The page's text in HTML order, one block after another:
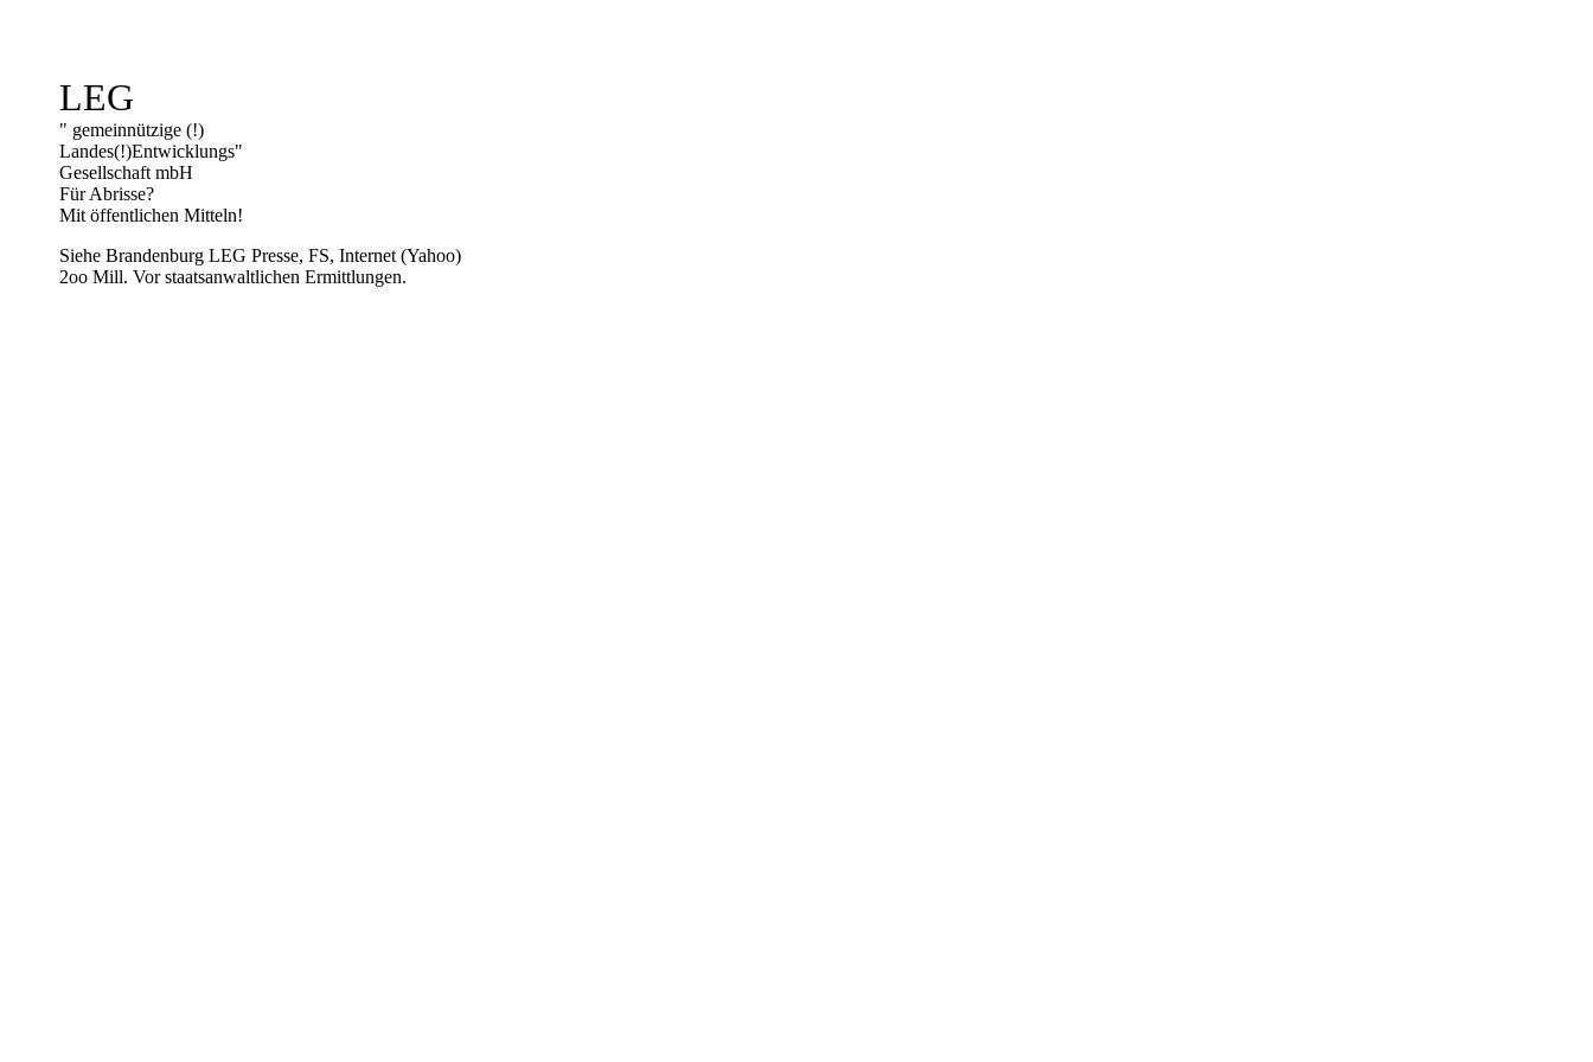
LEG
" gemeinnützige (!)
Landes(!)Entwicklungs"
Gesellschaft mbH
Für Abrisse?
Mit öffentlichen Mitteln!
Siehe Brandenburg LEG Presse, FS, Internet (Yahoo)
2oo Mill. Vor staatsanwaltlichen Ermittlungen.